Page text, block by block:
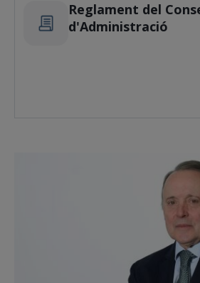
Reglament del
d'Administració